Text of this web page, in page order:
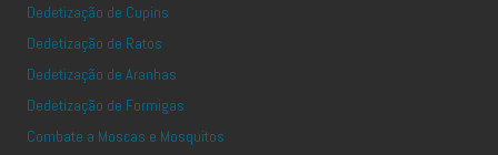
Dedetização de Cupins
Dedetização de Ratos
Dedetização de Aranhas
Dedetização de Formigas
Combate a Moscas e Mosquitos